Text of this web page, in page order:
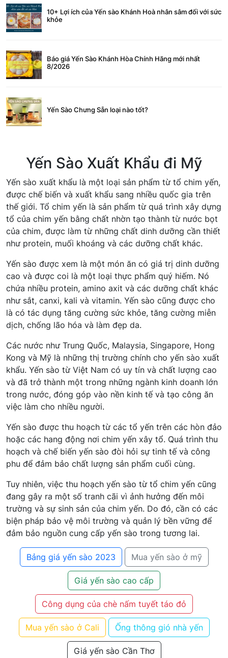
10+ Lợi ích của Yến sào Khánh Hoà nhân sâm đối với sức
khỏe
Báo giá Yến Sào Khánh Hòa Chính Hãng mới nhất
8/2026
Yến Sào Chưng Sẵn loại nào tốt?
Yến Sào Xuất Khẩu đi Mỹ
Yến sào xuất khẩu là một loại sản phẩm từ tổ chim yến,
được chế biến và xuất khẩu sang nhiều quốc gia trên
thế giới. Tổ chim yến là sản phẩm từ quá trình xây dựng
tổ của chim yến bằng chất nhờn tạo thành từ nước bọt
của chim, được làm từ những chất dinh dưỡng cần thiết
như protein, muối khoáng và các dưỡng chất khác.
Yến sào được xem là một món ăn có giá trị dinh dưỡng
cao và được coi là một loại thực phẩm quý hiếm. Nó
chứa nhiều protein, amino axit và các dưỡng chất khác
như sắt, canxi, kali và vitamin. Yến sào cũng được cho
là có tác dụng tăng cường sức khỏe, tăng cường miễn
dịch, chống lão hóa và làm đẹp da.
Các nước như Trung Quốc, Malaysia, Singapore, Hong
Kong và Mỹ là những thị trường chính cho yến sào xuất
khẩu. Yến sào từ Việt Nam có uy tín và chất lượng cao
và đã trở thành một trong những ngành kinh doanh lớn
trong nước, đóng góp vào nền kinh tế và tạo công ăn
việc làm cho nhiều người.
Yến sào được thu hoạch từ các tổ yến trên các hòn đảo
hoặc các hang động nơi chim yến xây tổ. Quá trình thu
hoạch và chế biến yến sào đòi hỏi sự tinh tế và công
phu để đảm bảo chất lượng sản phẩm cuối cùng.
Tuy nhiên, việc thu hoạch yến sào từ tổ chim yến cũng
đang gây ra một số tranh cãi vì ảnh hưởng đến môi
trường và sự sinh sản của chim yến. Do đó, cần có các
biện pháp bảo vệ môi trường và quản lý bền vững để
đảm bảo nguồn cung cấp yến sào trong tương lai.
Bảng giá yến sào 2023 Mua yến sào ở mỹ
Giá yến sào cao cấp
Công dụng của chè nấm tuyết táo đỏ
Mua yến sào ở Cali Ống thông gió nhà yến
Giá yến sào Cần Thơ